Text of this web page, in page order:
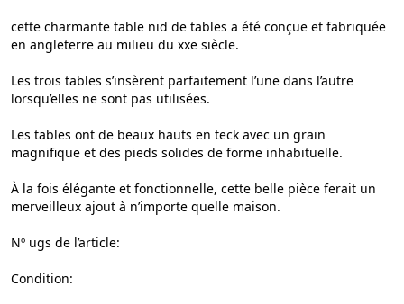
cette charmante table nid de tables a été conçue et fabriquée
en angleterre au milieu du xxe siècle.
Les trois tables s’insèrent parfaitement l’une dans l’autre
lorsqu’elles ne sont pas utilisées.
Les tables ont de beaux hauts en teck avec un grain
magnifique et des pieds solides de forme inhabituelle.
À la fois élégante et fonctionnelle, cette belle pièce ferait un
merveilleux ajout à n’importe quelle maison.
Nº ugs de l’article:
Condition: